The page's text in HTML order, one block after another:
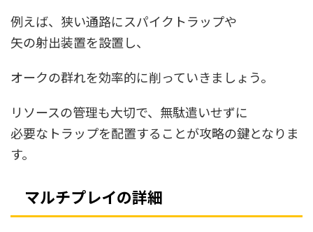
例えば、狭い通路にスパイクトラップや
矢の射出装置を設置し、
オークの群れを効率的に削っていきましょう。
リソースの管理も大切で、無駄遣いせずに
必要なトラップを配置することが攻略の鍵となりま
す。
マルチプレイの詳細